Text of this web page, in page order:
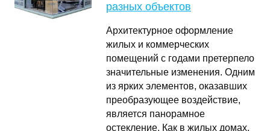
разных объектов
Архитектурное оформление
жилых и коммерческих
помещений с годами претерпело
значительные изменения. Одним
из ярких элементов, оказавших
преобразующее воздействие,
является панорамное
остекление. Как в жилых домах,